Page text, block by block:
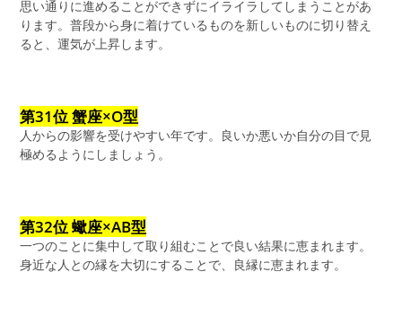
思い通りに進めることができずにイライラしてしまうことがあ
ります。普段から身に着けているものを新しいものに切り替え
ると、運気が上昇します。
第31位 蟹座×O型
人からの影響を受けやすい年です。良いか悪いか自分の目で見
極めるようにしましょう。
第32位 蠍座×AB型
一つのことに集中して取り組むことで良い結果に恵まれます。
身近な人との縁を大切にすることで、良縁に恵まれます。